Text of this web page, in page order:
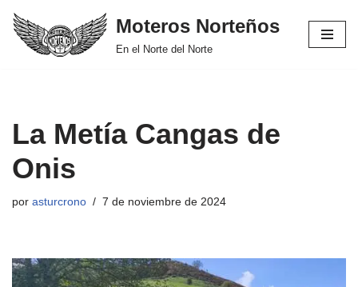
Saltar
Moteros Norteños
En el Norte del Norte
La Metía Cangas de
Onis
por asturcrono 7 de noviembre de 2024